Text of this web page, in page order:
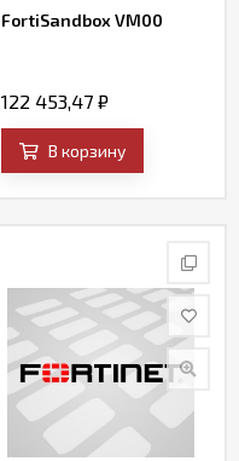
FortiSandbox VM00
122 453,47 ₽
В корзину